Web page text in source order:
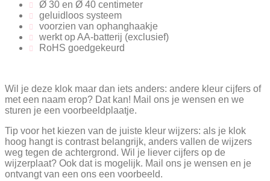
Ø 30 en Ø 40 centimeter
geluidloos systeem
voorzien van ophanghaakje
werkt op AA-batterij (exclusief)
RoHS goedgekeurd
Wil je deze klok maar dan iets anders: andere kleur cijfers of
met een naam erop? Dat kan! Mail ons je wensen en we
sturen je een voorbeeldplaatje.
Tip voor het kiezen van de juiste kleur wijzers: als je klok
hoog hangt is contrast belangrijk, anders vallen de wijzers
weg tegen de achtergrond. Wil je liever cijfers op de
wijzerplaat? Ook dat is mogelijk. Mail ons je wensen en je
ontvangt van een ons een voorbeeld.